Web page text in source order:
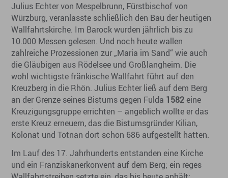
Julius Echter von Mespelbrunn, Fürstbischof von
Würzburg, veranlasste schließlich den Bau der heutigen
Wallfahrtskirche. Im Barock wurden jährlich bis zu
10.000 Messen gelesen. Und noch heute wallen
zahlreiche Prozessionen zur „Maria im Sand“ wie auch
die Gläubigen aus Rödelsee und Großlangheim. Die
wohl wichtigste fränkische Wallfahrt führt auf den
Kreuzberg in die Rhön. Julius Echter ließ auf dem Berg
an der Grenze seines Bistums gegen Fulda 1582 eine
Kreuzigungsgruppe errichten – angeblich wollte er das
erste Kreuz erneuern, das die Bistumsgründer Kilian,
Kolonat und Totnan dort schon 686 aufgestellt hatten.
Im Lauf des 17. Jahrhunderts entstanden eine Kirche
und ein Franziskanerkonvent auf dem Berg; ein reges